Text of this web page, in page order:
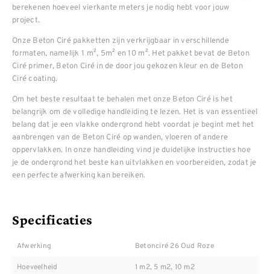
berekenen hoeveel vierkante meters je nodig hebt voor jouw
project.
Onze Beton Ciré pakketten zijn verkrijgbaar in verschillende
formaten, namelijk 1 m², 5m² en 10 m². Het pakket bevat de Beton
Ciré primer, Beton Ciré in de door jou gekozen kleur en de Beton
Ciré coating.
Om het beste resultaat te behalen met onze Beton Ciré is het
belangrijk om de volledige handleiding te lezen. Het is van essentieel
belang dat je een vlakke ondergrond hebt voordat je begint met het
aanbrengen van de Beton Ciré op wanden, vloeren of andere
oppervlakken. In onze handleiding vind je duidelijke instructies hoe
je de ondergrond het beste kan uitvlakken en voorbereiden, zodat je
een perfecte afwerking kan bereiken.
Specificaties
Afwerking Betonciré 26 Oud Roze
Hoeveelheid 1 m2, 5 m2, 10 m2